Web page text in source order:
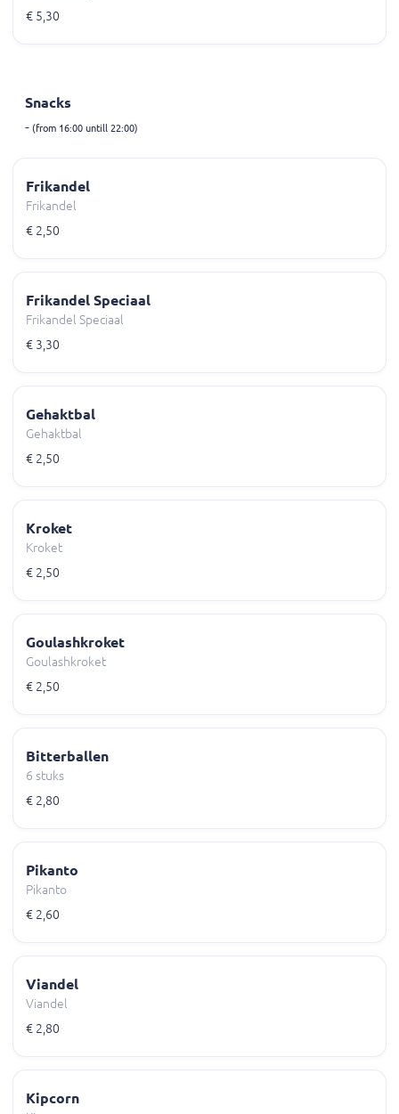
€ 5,30
Snacks
- (from 16:00 untill 22:00)
Frikandel
Frikandel
€ 2,50
Frikandel Speciaal
Frikandel Speciaal
€ 3,30
Gehaktbal
Gehaktbal
€ 2,50
Kroket
Kroket
€ 2,50
Goulashkroket
Goulashkroket
€ 2,50
Bitterballen
6 stuks
€ 2,80
Pikanto
Pikanto
€ 2,60
Viandel
Viandel
€ 2,80
Kipcorn